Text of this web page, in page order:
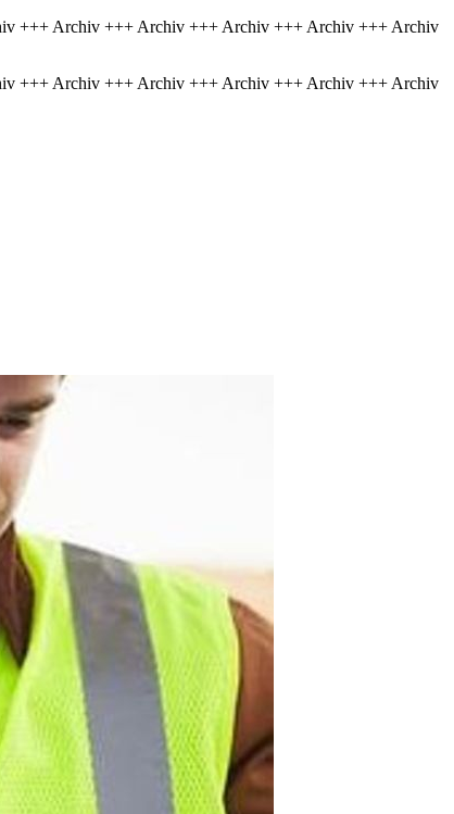
+++ Archiv +++ Archiv +++ Archiv +++ Archiv +++ Archiv
+++ Archiv +++ Archiv +++ Archiv +++ Archiv +++ Archiv